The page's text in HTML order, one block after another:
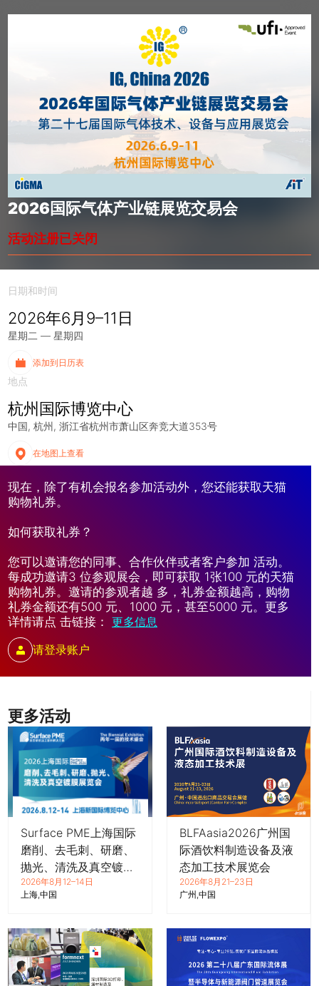
2026国际气体产业链展览交易会
活动注册已关闭
更多活动
Surface PME上海国际
磨削、去毛刺、研磨、
抛光、清洗及真空镀膜
展览会
2026年8月12–14日
上海 中国
BLFAasia2026广州国
际酒饮料制造设备及液
态加工技术展览会
2026年8月21–23日
广州 中国
日期和时间
2026年6月9–11日
星期二 — 星期四
添加到日历表
地点
杭州国际博览中心
中国 杭州 浙江省杭州市萧山区奔竞大道353号
在地图上查看
现在，除了有机会报名参加活动外，您还能获取天猫
购物礼券。
如何获取礼券？
您可以邀请您的同事、合作伙伴或者客户参加 活动。
每成功邀请3 位参观展会，即可获取 1张100 元的天猫
购物礼券。邀请的参观者越 多，礼券金额越高，购物
礼券金额还有500 元、1000 元，甚至5000 元。更多
详情请点 击链接： 更多信息
请登录账户